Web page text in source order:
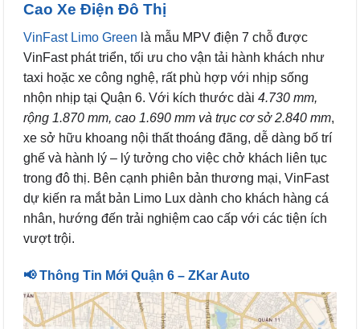
Cao Xe Điện Đô Thị
VinFast Limo Green là mẫu MPV điện 7 chỗ được
VinFast phát triển, tối ưu cho vận tải hành khách như
taxi hoặc xe công nghệ, rất phù hợp với nhịp sống
nhộn nhịp tại Quận 6. Với kích thước dài 4.730 mm,
rộng 1.870 mm, cao 1.690 mm và trục cơ sở 2.840 mm,
xe sở hữu khoang nội thất thoáng đãng, dễ dàng bố trí
ghế và hành lý – lý tưởng cho việc chở khách liên tục
trong đô thị. Bên cạnh phiên bản thương mại, VinFast
dự kiến ra mắt bản Limo Lux dành cho khách hàng cá
nhân, hướng đến trải nghiệm cao cấp với các tiện ích
vượt trội.
📢 Thông Tin Mới Quận 6 – ZKar Auto